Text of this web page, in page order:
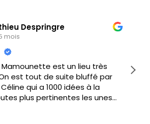
Despringre
mois
est un lieu très
est tout de suite bluffé par
qui a 1000 idées à la
plus pertinentes les unes
pour vous conseiller.
éducatifs ou autre objets